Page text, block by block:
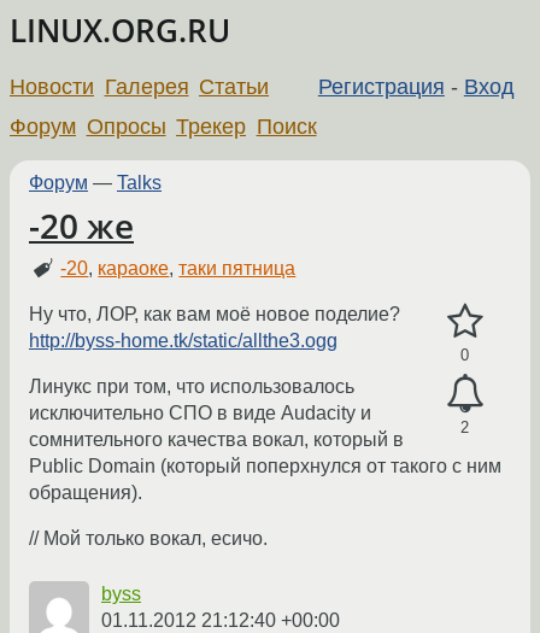
LINUX.ORG.RU
Регистрация - Вход
Новости Галерея Статьи
Форум Опросы Трекер Поиск
Форум — Talks
-20 же
-20, караоке,таки пятница
0
2
Ну что, ЛОР, как вам моё новое поделие?
http://byss-home.tk/static/allthe3.ogg
Линукс при том, что использовалось
исключительно СПО в виде Audacity и
сомнительного качества вокал, который в
Public Domain (который поперхнулся от такого с ним
обращения).
// Мой только вокал, есичо.
byss
01.11.2012 21:12:40 +00:00